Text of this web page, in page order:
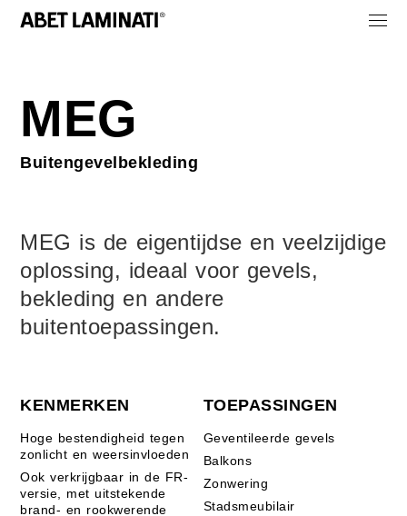
MEG
Buitengevelbekleding
MEG is de eigentijdse en veelzijdige
oplossing, ideaal voor gevels,
bekleding en andere
buitentoepassingen.
KENMERKEN
Hoge bestendigheid tegen
zonlicht en weersinvloeden
Ook verkrijgbaar in de FR-
versie, met uitstekende
brand- en rookwerende
TOEPASSINGEN
Geventileerde gevels
Balkons
Zonwering
Stadsmeubilair